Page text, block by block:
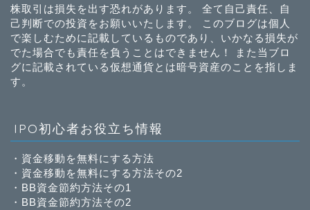
株取引は損失を出す恐れがあります。 全て自己責任、自
己判断での投資をお願いいたします。 このブログは個人
で楽しむために記載しているものであり、いかなる損失が
でた場合でも責任を負うことはできません！ また当ブロ
グに記載されている仮想通貨とは暗号資産のことを指しま
す。
IPO初心者お役立ち情報
・ 資金移動を無料にする方法
・ 資金移動を無料にする方法その2
・ BB資金節約方法その1
・ BB資金節約方法その2